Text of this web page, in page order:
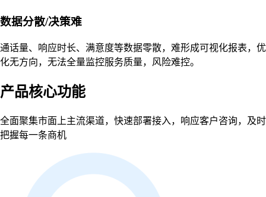
数据分散/决策难
通话量、响应时长、满意度等数据零散，难形成可视化报表，优
化无方向，无法全量监控服务质量，风险难控。
产品核心功能
全面聚集市面上主流渠道，快速部署接入，响应客户咨询，及时
把握每一条商机